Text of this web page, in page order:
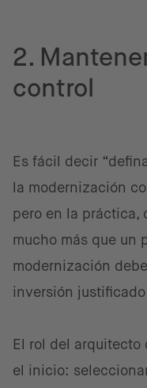
2.
control
Es fácil decir
la modernización
pero en la práctica,
mucho más que un
modernización
inversión
El rol del arquitecto
el inicio: